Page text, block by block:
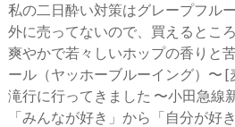
私の二日酔い対策はグレープフル
外に売ってないので、買えるとこ
爽やかで若々しいホップの香りと
ール（ヤッホーブルーイング）〜 [
滝行に行ってきました 〜小田急線
「みんなが好き」から「自分が好